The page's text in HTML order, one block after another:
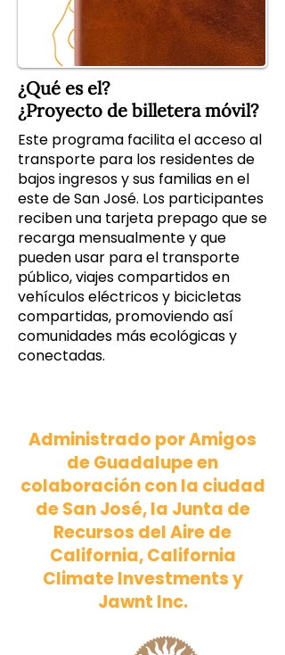
¿Qué es el?
¿Proyecto de billetera móvil?
Este programa facilita el acceso al
transporte para los residentes de
bajos ingresos y sus familias en el
este de San José. Los participantes
reciben una tarjeta prepago que se
recarga mensualmente y que
pueden usar para el transporte
público, viajes compartidos en
vehículos eléctricos y bicicletas
compartidas, promoviendo así
comunidades más ecológicas y
conectadas.
Administrado por Amigos
de Guadalupe en
colaboración con la ciudad
de San José, la Junta de
Recursos del Aire de
California, California
Climate Investments y
Jawnt Inc.